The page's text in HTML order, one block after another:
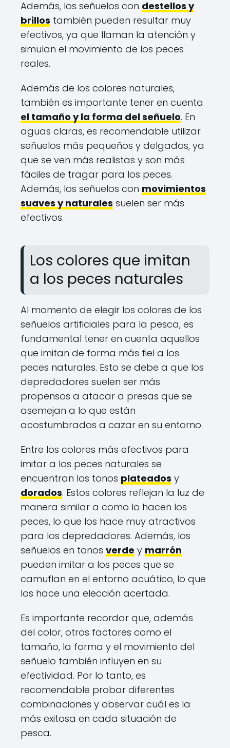
Además, los señuelos con destellos y
brillos también pueden resultar muy
efectivos, ya que llaman la atención y
simulan el movimiento de los peces
reales.
Además de los colores naturales,
también es importante tener en cuenta
el tamaño y la forma del señuelo. En
aguas claras, es recomendable utilizar
señuelos más pequeños y delgados, ya
que se ven más realistas y son más
fáciles de tragar para los peces.
Además, los señuelos con movimientos
suaves y naturales suelen ser más
efectivos.
Los colores que imitan
a los peces naturales
Al momento de elegir los colores de los
señuelos artificiales para la pesca, es
fundamental tener en cuenta aquellos
que imitan de forma más fiel a los
peces naturales. Esto se debe a que los
depredadores suelen ser más
propensos a atacar a presas que se
asemejan a lo que están
acostumbrados a cazar en su entorno.
Entre los colores más efectivos para
imitar a los peces naturales se
encuentran los tonos plateados y
dorados. Estos colores reflejan la luz de
manera similar a como lo hacen los
peces, lo que los hace muy atractivos
para los depredadores. Además, los
señuelos en tonos verde y marrón
pueden imitar a los peces que se
camuflan en el entorno acuático, lo que
los hace una elección acertada.
Es importante recordar que, además
del color, otros factores como el
tamaño, la forma y el movimiento del
señuelo también influyen en su
efectividad. Por lo tanto, es
recomendable probar diferentes
combinaciones y observar cuál es la
más exitosa en cada situación de
pesca.